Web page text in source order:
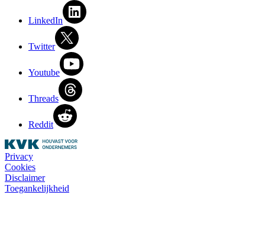
LinkedIn
Twitter
Youtube
Threads
Reddit
Privacy
Cookies
Disclaimer
Toegankelijkheid